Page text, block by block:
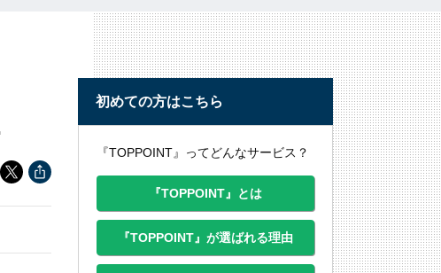
初めての方はこちら
『TOPPOINT』ってどんなサービス？
『TOPPOINT』とは
『TOPPOINT』が選ばれる理由